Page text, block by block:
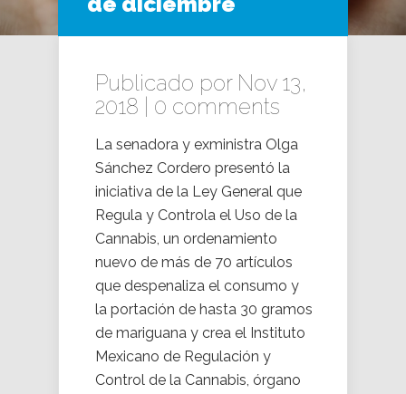
Publicado por Nov 13,
2018 | 0 comments
La senadora y exministra Olga
Sánchez Cordero presentó la
iniciativa de la Ley General que
Regula y Controla el Uso de la
Cannabis, un ordenamiento
nuevo de más de 70 artículos
que despenaliza el consumo y
la portación de hasta 30 gramos
de mariguana y crea el Instituto
Mexicano de Regulación y
Control de la Cannabis, órgano